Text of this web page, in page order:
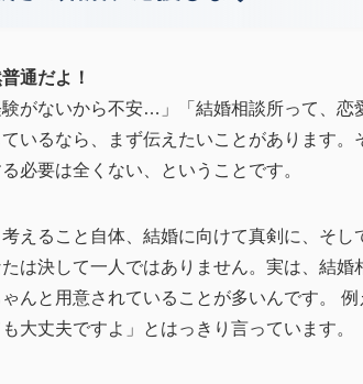
通だよ！
験がないから不安…」「結婚相談所って、
いるなら、まず伝えたいことがあります
必要は全くない、ということです。
えること自体、結婚に向けて真剣に、そ
は決して一人ではありません。実は、結
んと用意されていることが多いんです。
大丈夫ですよ」とはっきり言っています。